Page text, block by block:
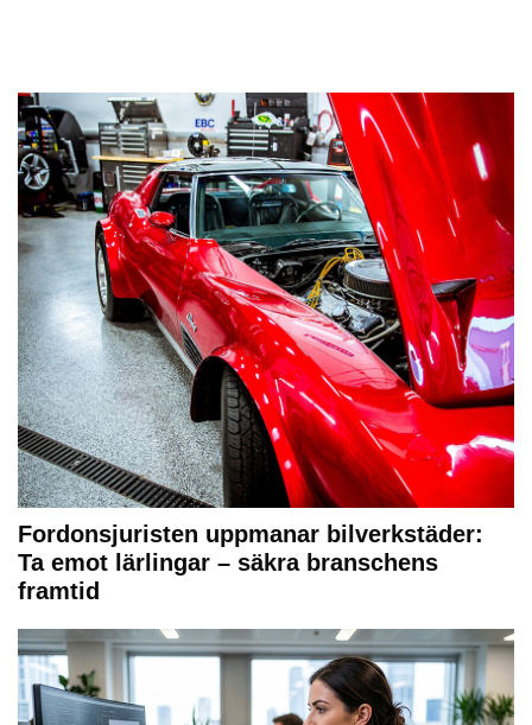
Fordonsjuristen uppmanar bilverkstäder:
Ta emot lärlingar – säkra branschens
framtid